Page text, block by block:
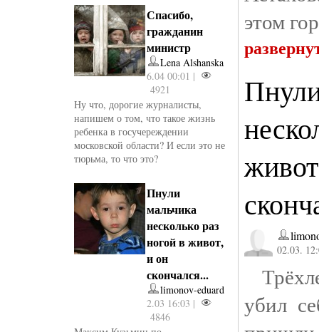
Спасибо,
гражданин
министр
Lena Alshanska
6.04 00:01 |
4921
Ну что, дорогие журналисты,
напишем о том, что такое жизнь
ребенка в госучереждении
московской области? И если это не
тюрьма, то что это?
Пнули
мальчика
несколько раз
ногой в живот,
и он
скончался...
limonov-eduard
2.03 16:03 |
4846
этом
02.03.
убил